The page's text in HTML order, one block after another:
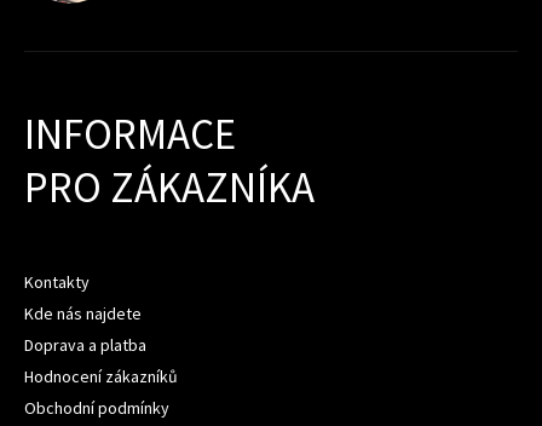
INFORMACE
PRO ZÁKAZNÍKA
Kontakty
Kde nás najdete
Doprava a platba
Hodnocení zákazníků
Obchodní podmínky